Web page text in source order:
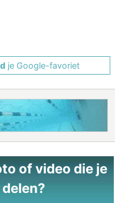
je Google-favoriet
of video die je